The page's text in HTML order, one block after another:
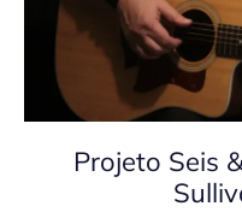
Projeto Seis